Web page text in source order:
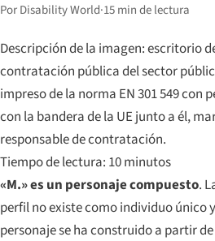
Por Disability World·15 min de lectura
Descripción de la imagen: escritorio
contratación pública del sector
impreso de la norma EN 301 549 con
con la bandera de la UE junto a él,
responsable de contratación.
Tiempo de lectura: 10 minutos
«M.» es un personaje compuesto.
perfil no existe como individuo único
personaje se ha construido a partir